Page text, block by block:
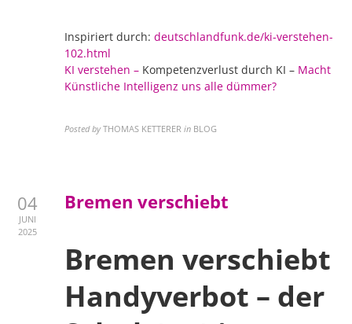
Inspiriert durch:deutschlandfunk.de/ki-verstehen-
102.html
KI verstehen – Kompetenzverlust durch KI – Macht
Künstliche Intelligenz uns alle dümmer?
Posted by THOMAS KETTERER in BLOG
04
JUNI
2025
Bremen verschiebt
Bremen verschiebt
Handyverbot – der